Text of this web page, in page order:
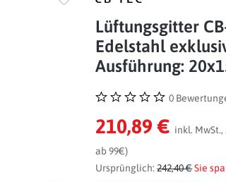
Lüftungsgitter
Edelstahl
Ausführung:
Durchschnittliche
0
210,89 € inkl.
ab 99€)
Ursprünglich:242,40 €Sie